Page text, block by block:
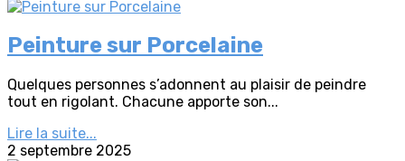
Peinture sur Porcelaine
Quelques personnes s’adonnent au plaisir de peindre
tout en rigolant. Chacune apporte son...
Lire la suite...
2 septembre 2025